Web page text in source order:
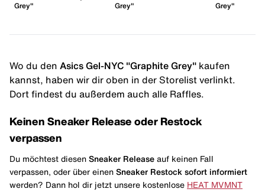
Grey"
Grey"
Grey"
Wo du den Asics Gel-NYC "Graphite Grey" kaufen
kannst, haben wir dir oben in der Storelist verlinkt.
Dort findest du außerdem auch alle Raffles.
Keinen Sneaker Release oder Restock
verpassen
Du möchtest diesen Sneaker Release auf keinen Fall
verpassen, oder über einen Sneaker Restock sofort informiert
werden? Dann hol dir jetzt unsere kostenlose HEAT MVMNT